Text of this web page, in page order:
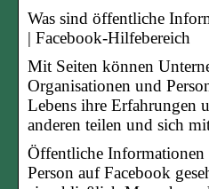
Was sind öffentliche
| Facebook-Hilfebereich
Mit Seiten können
Organisationen und
Lebens ihre Erfahrungen
anderen teilen und sich
Öffentliche
Person auf Facebook